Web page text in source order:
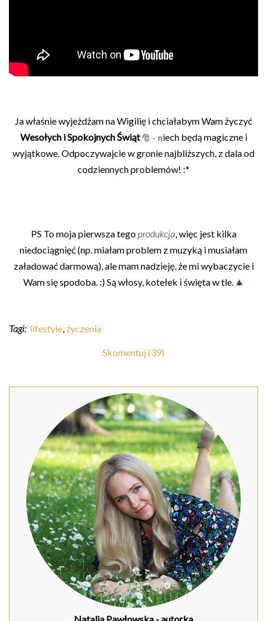
Ja właśnie wyjeżdżam na Wigilię i chciałabym Wam życzyć
Wesołych i Spokojnych Świąt🎅 - niech będą magiczne i
wyjątkowe. Odpoczywajcie w gronie najbliższych, z dala od
codziennych problemów! :*
PS To moja pierwsza tego produkcja , więc jest kilka
niedociągnięć (np. miałam problem z muzyką i musiałam
załadować darmową), ale mam nadzieję, że mi wybaczycie i
Wam się spodoba. :) Są włosy, kotełek i święta w tle. 🎄
Tagi: lifestyle życzenia
Skomentuj (39)
Natalia Pawłowska - autorka